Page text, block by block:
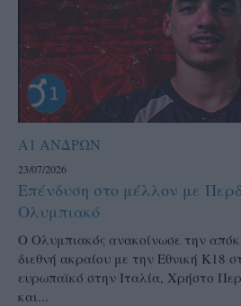
Α1 ΑΝΔΡΩΝ
23/07/2026
Επένδυση στο μέλλον με
Ολυμπιακό
Ο Ολυμπιακός ανακοίνωσε την
διεθνή ακραίου με την Εθνική Κ18
ευρωπαϊκό στην Ιταλία, Χρήστο
και...